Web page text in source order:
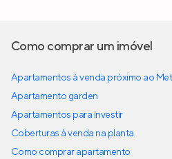
Como comprar um imóvel
Apartamentos à venda próximo ao
Apartamento garden
Apartamentos para investir
Coberturas à venda na planta
Como comprar apartamento